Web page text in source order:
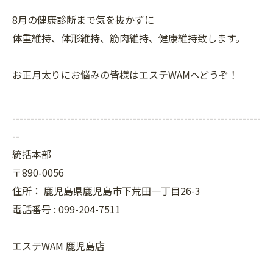
8月の健康診断まで気を抜かずに
体重維持、体形維持、筋肉維持、健康維持致します。
お正月太りにお悩みの皆様はエステWAMへどうぞ！
--------------------------------------------------------------------
--
統括本部
〒890-0056
住所： 鹿児島県鹿児島市下荒田一丁目26-3
電話番号 : 099-204-7511
エステWAM 鹿児島店